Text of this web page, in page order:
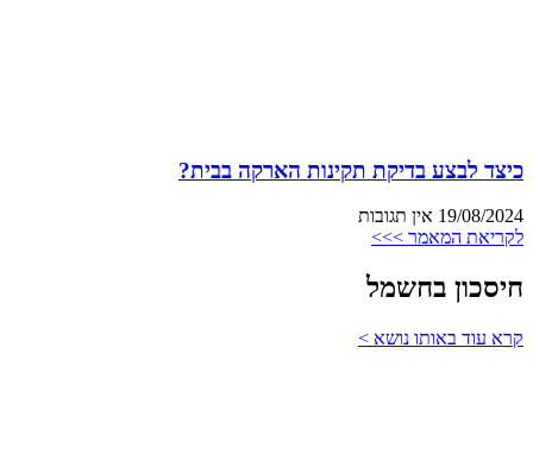
כיצד לבצע בדיקת תקינות הארקה בבית?
19/08/2024 אין תגובות
לקריאת המאמר >>>
חיסכון בחשמל
קרא עוד באותו נושא >